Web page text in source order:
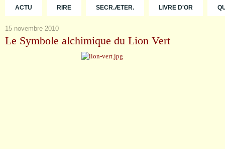
ACTU RIRE SECR.ÆTER. LIVRE D'OR
15 novembre 2010
Le Symbole alchimique du Lion Vert